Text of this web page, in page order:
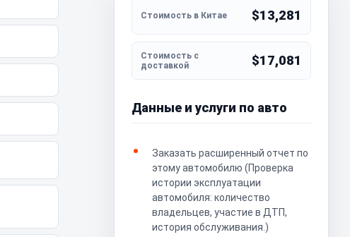
$13,281
$17,081
Данные и услуги по авто
Заказать расширенный отчет по
этому автомобилю (Проверка
истории эксплуатации
автомобиля: количество
владельцев, участие в ДТП,
история обслуживания.)